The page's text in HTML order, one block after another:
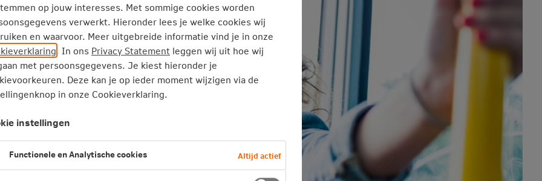
op jouw interesses. Met sommige cookies worden
verwerkt. Hieronder lees je welke cookies wij
en waarvoor. Meer uitgebreide informatie vind je in onze
. In ons Privacy Statement leggen wij uit hoe wij
met persoonsgegevens. Je kiest hieronder je
Deze kan je op ieder moment wijzigen via de
in onze Cookieverklaring.
instellingen
Functionele en Analytische cookies Altijd actief